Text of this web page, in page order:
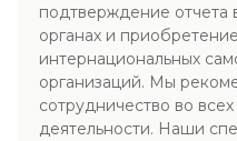
подтверждение отчета
органах и
интернациональных
организаций. Мы
сотрудничество во
деятельности. Наши